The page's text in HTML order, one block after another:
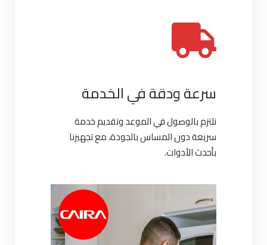
سرعة ودقة في الخدمة
نلتزم بالوصول في الموعد وتقديم خدمة
سريعة دون المساس بالجودة، مع تجهيزنا
بأحدث الأدوات.